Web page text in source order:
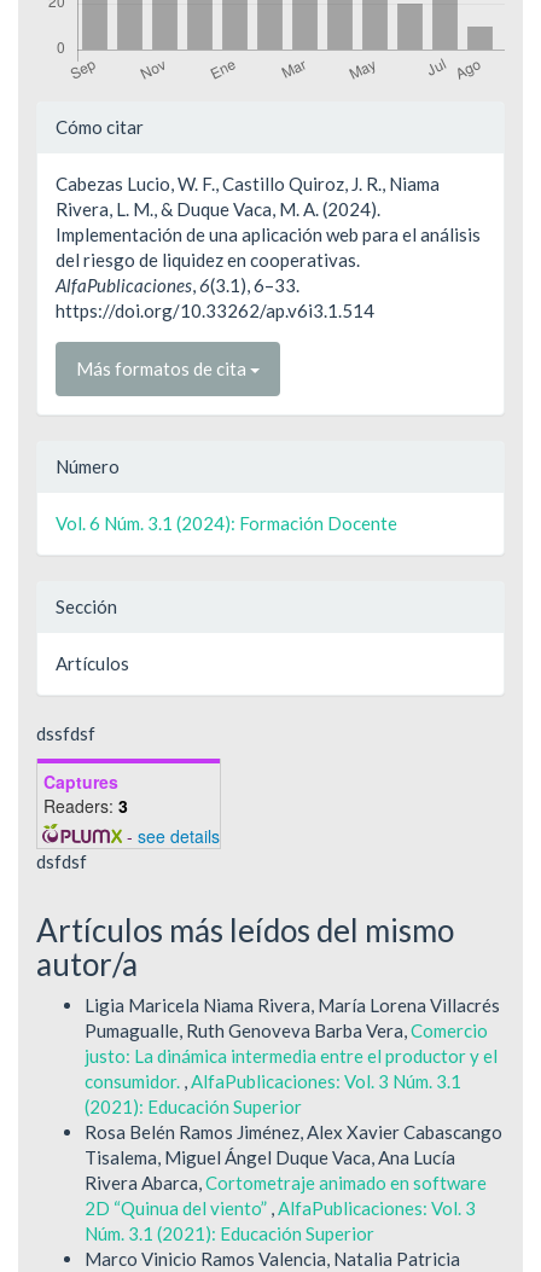
Detalles
artículo
Cómo citar
Cabezas Lucio, W. F., Castillo Quiroz, J. R., Niama
Rivera, L. M., & Duque Vaca, M. A. (2024).
Implementación de una aplicación web para el análisis
del riesgo de liquidez en cooperativas.
AlfaPublicaciones,6(3.1), 6–33.
https://doi.org/10.33262/ap.v6i3.1.514
Más formatos de cita
Número
Vol. 6 Núm. 3.1 (2024): Formación Docente
Sección
Artículos
dssfdsf
Captures
Readers: 3
- see details
dsfdsf
Artículos más leídos del mismo
autor/a
Ligia Maricela Niama Rivera, María Lorena Villacrés
Pumagualle, Ruth Genoveva Barba Vera,Comercio
justo: La dinámica intermedia entre el productor y el
consumidor. ,AlfaPublicaciones: Vol. 3 Núm. 3.1
(2021): Educación Superior
Rosa Belén Ramos Jiménez, Alex Xavier Cabascango
Tisalema, Miguel Ángel Duque Vaca, Ana Lucía
Rivera Abarca,Cortometraje animado en software
2D “Quinua del viento” ,AlfaPublicaciones: Vol. 3
Núm. 3.1 (2021): Educación Superior
Marco Vinicio Ramos Valencia, Natalia Patricia